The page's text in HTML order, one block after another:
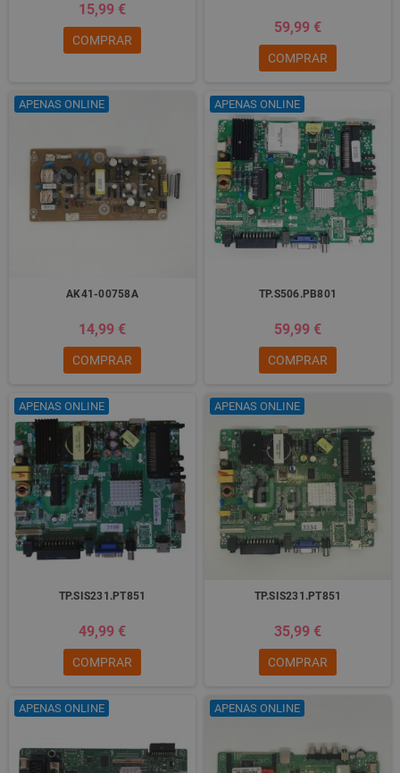
15,99 €
COMPRAR
59,99 €
COMPRAR
APENAS ONLINE
AK41-00758A
14,99 €
COMPRAR
APENAS ONLINE
TP.S506.PB801
59,99 €
COMPRAR
APENAS ONLINE
TP.SIS231.PT851
49,99 €
COMPRAR
APENAS ONLINE
TP.SIS231.PT851
35,99 €
COMPRAR
APENAS ONLINE APENAS ONLINE